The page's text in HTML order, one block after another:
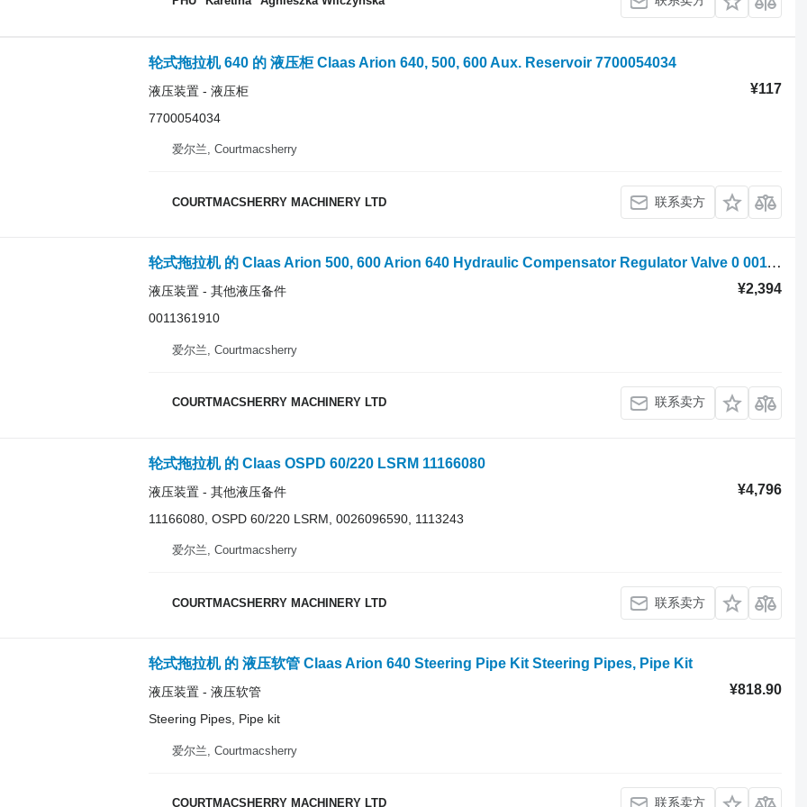
轮式拖拉机 640 的 液压柜 Claas Arion 640, 500, 600 Aux. Reservoir 7700054034
¥117
液压装置 - 液压柜
7700054034
爱尔兰, Courtmacsherry
COURTMACSHERRY MACHINERY LTD 联系卖方
轮式拖拉机 的 Claas Arion 500, 600 Arion 640 Hydraulic Compensator Regulator Valve 0 0011361910
¥2,394
液压装置 - 其他液压备件
0011361910
爱尔兰, Courtmacsherry
COURTMACSHERRY MACHINERY LTD 联系卖方
轮式拖拉机 的 Claas OSPD 60/220 LSRM 11166080
¥4,796
液压装置 - 其他液压备件
11166080, OSPD 60/220 LSRM, 0026096590, 1113243
爱尔兰, Courtmacsherry
COURTMACSHERRY MACHINERY LTD 联系卖方
轮式拖拉机 的 液压软管 Claas Arion 640 Steering Pipe Kit Steering Pipes, Pipe Kit
¥818.90
液压装置 - 液压软管
Steering Pipes, Pipe kit
爱尔兰, Courtmacsherry
COURTMACSHERRY MACHINERY LTD 联系卖方